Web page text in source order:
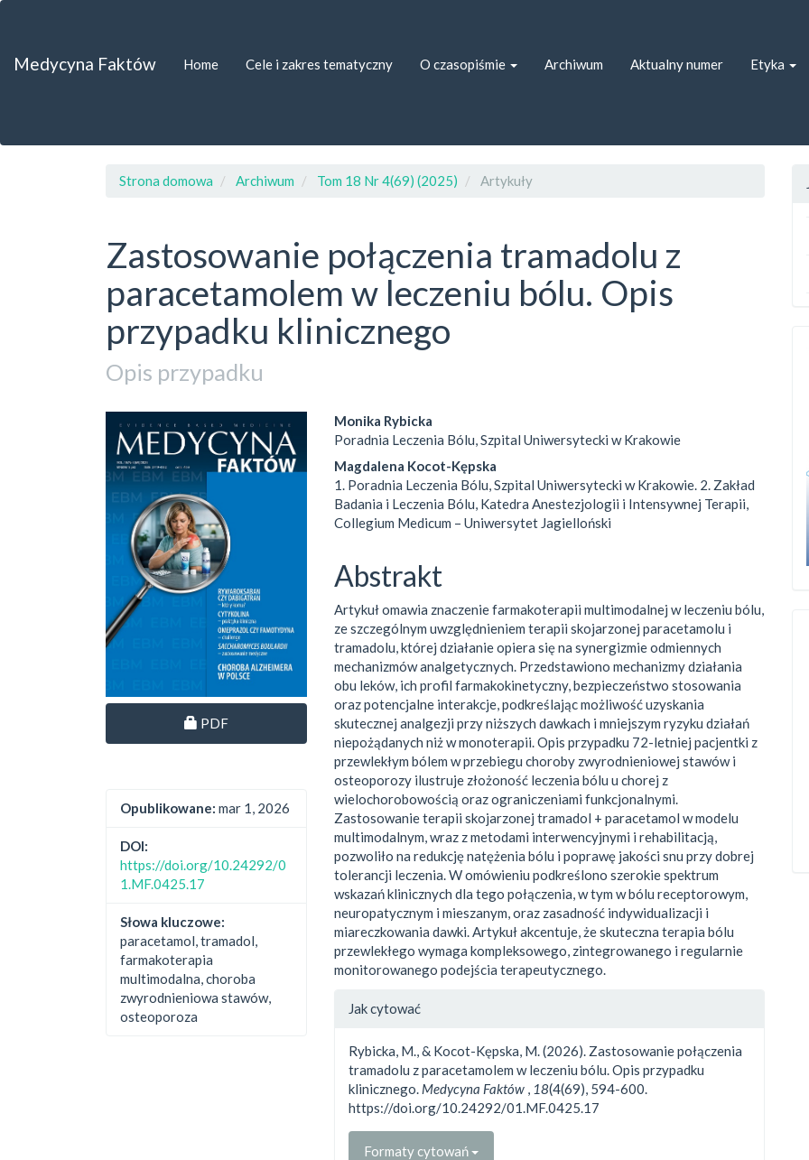
##plugins.themes.bootstrap3.accessible_menu.label##
##plugins.themes.bootstrap3.accessible_menu.sidebar##
Medycyna Faktów Home Cele i zakres tematyczny O czasopiśmie Archiwum Aktualny numer Etyka
Strona domowa Archiwum Tom 18 Nr 4(69) (2025) Artykuły
Zastosowanie połączenia tramadolu z
paracetamolem w leczeniu bólu. Opis
przypadku klinicznego
Opis przypadku
##plugins.themes.bootstrap3.article.sidebar##
Dostęp przez subskrypcję
PDF
Opublikowane: mar 1, 2026
DOI:
https://doi.org/10.24292/0
1.MF.0425.17
Słowa kluczowe:
paracetamol, tramadol,
farmakoterapia
multimodalna, choroba
zwyrodnieniowa stawów,
osteoporoza
Monika Rybicka
Poradnia Leczenia Bólu, Szpital Uniwersytecki w Krakowie
Magdalena Kocot-Kępska
1. Poradnia Leczenia Bólu, Szpital Uniwersytecki w Krakowie. 2. Zakład
Badania i Leczenia Bólu, Katedra Anestezjologii i Intensywnej Terapii,
Collegium Medicum – Uniwersytet Jagielloński
Abstrakt
Artykuł omawia znaczenie farmakoterapii multimodalnej w leczeniu bólu,
ze szczególnym uwzględnieniem terapii skojarzonej paracetamolu i
tramadolu, której działanie opiera się na synergizmie odmiennych
mechanizmów analgetycznych. Przedstawiono mechanizmy działania
obu leków, ich profil farmakokinetyczny, bezpieczeństwo stosowania
oraz potencjalne interakcje, podkreślając możliwość uzyskania
skutecznej analgezji przy niższych dawkach i mniejszym ryzyku działań
niepożądanych niż w monoterapii. Opis przypadku 72-letniej pacjentki z
przewlekłym bólem w przebiegu choroby zwyrodnieniowej stawów i
osteoporozy ilustruje złożoność leczenia bólu u chorej z
wielochorobowością oraz ograniczeniami funkcjonalnymi.
Zastosowanie terapii skojarzonej tramadol + paracetamol w modelu
multimodalnym, wraz z metodami interwencyjnymi i rehabilitacją,
pozwoliło na redukcję natężenia bólu i poprawę jakości snu przy dobrej
tolerancji leczenia. W omówieniu podkreślono szerokie spektrum
wskazań klinicznych dla tego połączenia, w tym w bólu receptorowym,
neuropatycznym i mieszanym, oraz zasadność indywidualizacji i
miareczkowania dawki. Artykuł akcentuje, że skuteczna terapia bólu
przewlekłego wymaga kompleksowego, zintegrowanego i regularnie
monitorowanego podejścia terapeutycznego.
Jak cytować
Rybicka, M., & Kocot-Kępska, M. (2026). Zastosowanie połączenia
tramadolu z paracetamolem w leczeniu bólu. Opis przypadku
klinicznego. Medycyna Faktów , 18(4(69), 594-600.
https://doi.org/10.24292/01.MF.0425.17
Formaty cytowań